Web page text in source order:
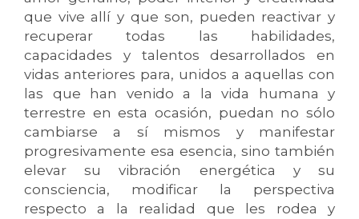
que vive allí y que son, pueden reactivar y
recuperar todas las habilidades,
capacidades y talentos desarrollados en
vidas anteriores para, unidos a aquellas con
las que han venido a la vida humana y
terrestre en esta ocasión, puedan no sólo
cambiarse a sí mismos y manifestar
progresivamente esa esencia, sino también
elevar su vibración energética y su
consciencia, modificar la perspectiva
respecto a la realidad que les rodea y